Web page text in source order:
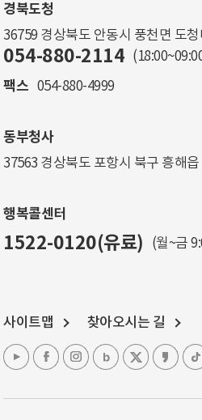
경북도청
36759 경상북도 안동시 풍천면 도
054-880-2114
팩스 054-880-4999
동부청사
37563 경상북도 포항시 북구 흥해
행복콜센터
1522-0120(유료) (월~금
사이트맵 찾아오시는 길